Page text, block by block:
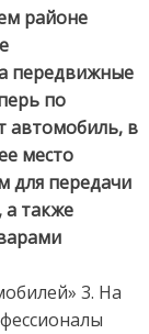
районе
передвижные
по
автомобиль, в
место
для передачи
а также
3. На